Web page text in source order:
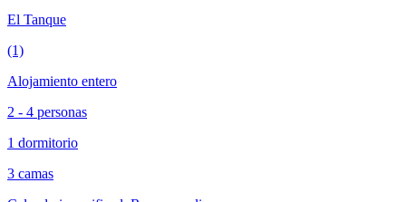
El Tanque
(1)
Alojamiento entero
2 - 4 personas
1 dormitorio
3 camas